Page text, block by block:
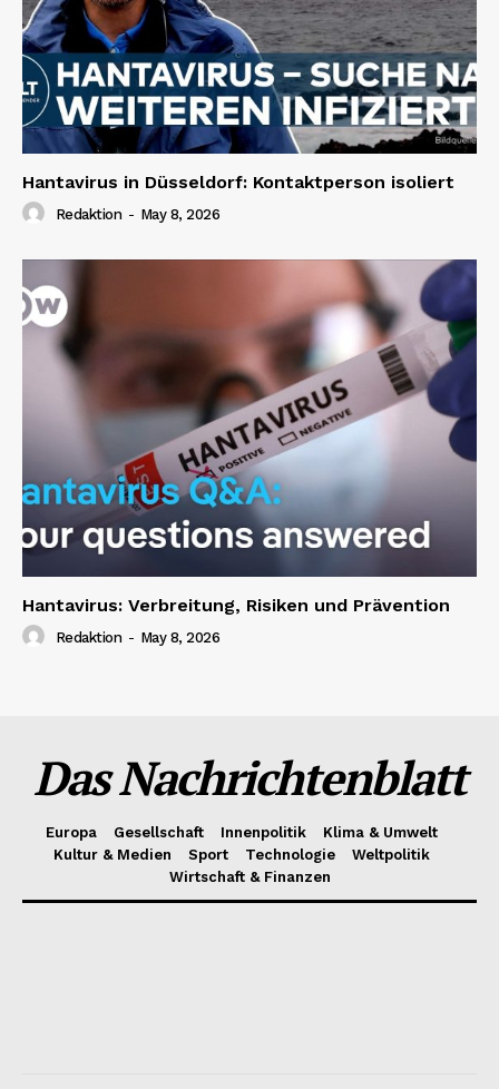
Hantavirus in Düsseldorf: Kontaktperson isoliert
Redaktion - May 8, 2026
Hantavirus: Verbreitung, Risiken und Prävention
Redaktion - May 8, 2026
Das Nachrichtenblatt
Europa Gesellschaft Innenpolitik
Klima & Umwelt
Kultur & Medien
Sport Technologie
Weltpolitik
Wirtschaft & Finanzen